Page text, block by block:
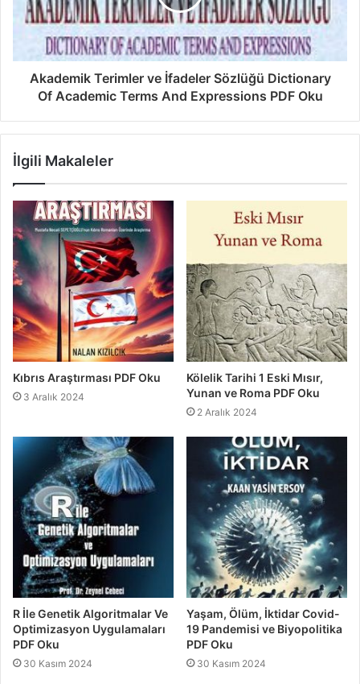
Akademik Terimler ve İfadeler Sözlüğü Dictionary
Of Academic Terms And Expressions PDF Oku
İlgili Makaleler
Kıbrıs Araştırması PDF Oku
3 Aralık 2024
Kölelik Tarihi 1 Eski Mısır,
Yunan ve Roma PDF Oku
2 Aralık 2024
R İle Genetik Algoritmalar Ve
Optimizasyon Uygulamaları
PDF Oku
30 Kasım 2024
Yaşam, Ölüm, İktidar Covid-
19 Pandemisi ve Biyopolitika
PDF Oku
30 Kasım 2024